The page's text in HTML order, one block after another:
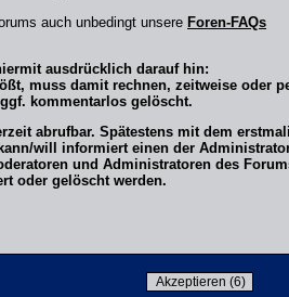
auch unbedingt unsere Foren-FAQs
ausdrücklich darauf hin:
muss damit rechnen, zeitweise oder
kommentarlos gelöscht.
abrufbar. Spätestens mit dem
will informiert einen der
und Administratoren des
oder gelöscht werden.